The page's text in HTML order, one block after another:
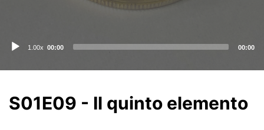
Audio
1.00x 00:00 00:00
S01E09 - Il quinto elemento